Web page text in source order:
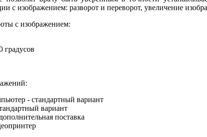
с изображением: разворот и переворот, увеличение
с изображением:
градусов
- стандартный вариант
вариант
поставка